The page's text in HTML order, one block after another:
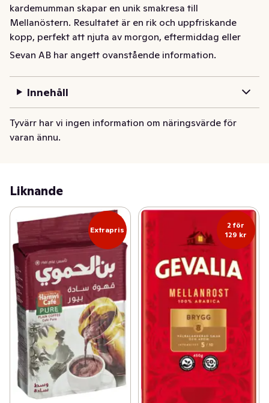
kardemumman skapar en unik smakresa till
Mellanöstern. Resultatet är en rik och uppfriskande
kopp, perfekt att njuta av morgon, eftermiddag eller
kväll. Kardemumman, en uppskattad krydda inom
upplyftande smak och doft – en njutning vid varje
tillfälle.
och aromatisk upplevelse av äkta arabiskt kaffe. Den
medelrostade profilen i kombination med den klassiska
kopp, perfekt att njuta av morgon, eftermiddag eller
arabisk kaffekultur, ger kaffet sin karakteristiska,
upplyftande smak och doft – en njutning vid varje
tillfälle.
Sevan AB har angett ovanstående information.
Innehåll
Tyvärr har vi ingen information om näringsvärde för
varan ännu.
Liknande
Extrapris
2 för
129 kr